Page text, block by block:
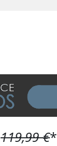
119,99 €*